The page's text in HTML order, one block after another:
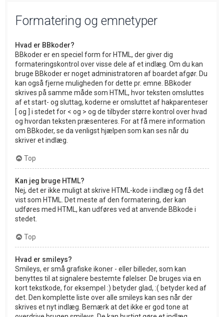
Formatering og emnetyper
Hvad er BBkoder?
BBkoder er en speciel form for HTML, der giver dig
formateringskontrol over visse dele af et indlæg. Om du kan
bruge BBkoder er noget administratoren af boardet afgør. Du
kan også fjerne muligheden for dette pr. emne. BBkoder
skrives på samme måde som HTML, hvor teksten omsluttes
af et start- og sluttag, koderne er omsluttet af hakparenteser
[ og ] i stedet for < og > og de tilbyder større kontrol over hvad
og hvordan teksten præsenteres. For at få mere information
om BBkoder, se da venligst hjælpen som kan ses når du
skriver et indlæg.
Top
Kan jeg bruge HTML?
Nej, det er ikke muligt at skrive HTML-kode i indlæg og få det
vist som HTML. Det meste af den formatering, der kan
udføres med HTML, kan udføres ved at anvende BBkode i
stedet.
Top
Hvad er smileys?
Smileys, er små grafiske ikoner - eller billeder, som kan
benyttes til at signalere bestemte følelser. De bruges via en
kort tekstkode, for eksempel :) betyder glad, :( betyder ked af
det. Den komplette liste over alle smileys kan ses når der
skrives et nyt indlæg. Bemærk at det ikke er god tone at